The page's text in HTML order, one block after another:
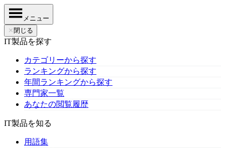
メニュー
✕ 閉じる
IT製品を探す
カテゴリーから探す
ランキングから探す
年間ランキングから探す
専門家一覧
あなたの閲覧履歴
IT製品を知る
用語集